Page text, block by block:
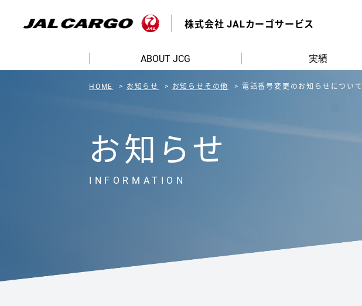
株式会社 JALカーゴサービス
ABOUT JCG 実績
HOME お知らせ お知らせ その他 電話番号変更のお知らせについて
お知らせ
INFORMATION